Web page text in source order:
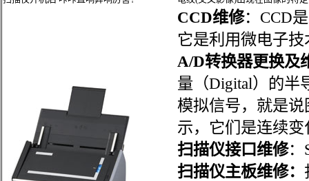
CCD维修：CCD
它是利用微电子
A/D转换器更换及
量（Digital）的半
模拟信号，就是
示，它们是连续
扫描仪接口维修：
扫描仪主板维修：